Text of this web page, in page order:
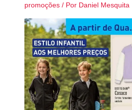
promoções/ Por Daniel Mesquita